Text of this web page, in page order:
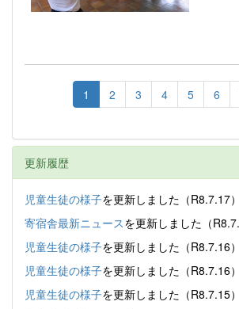
1 2 3 4 5 6
更新履歴
児童生徒の様子を更新しました（R8.7.17）
寄宿舎最新ニュースを更新しました（
児童生徒の様子を更新しました（R8.7.16）
児童生徒の様子を更新しました（R8.7.16）
児童生徒の様子を更新しました（R8.7.15）